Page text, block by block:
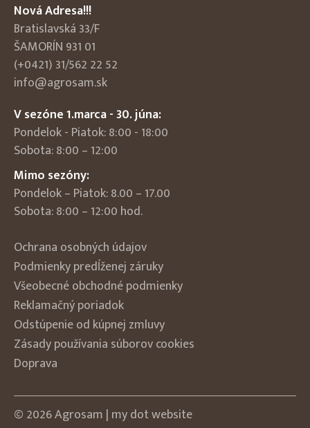
Nová Adresa!!!
Bratislavská 33/F
ŠAMORÍN 931 01
(+0421) 31/562 22 52
info@agrosam.sk
V sezóne 1.marca - 30. júna:
Pondelok - Piatok: 8:00 - 18:00
Sobota: 8:00 – 12:00
Mimo sezóny:
Pondelok – Piatok: 8.00 – 17.00
Sobota: 8:00 – 12:00 hod.
Ochrana osobných údajov
Podmienky predĺženej záruky
Všeobecné obchodné podmienky
Reklamačný poriadok
Odstúpenie od kúpnej zmluvy
Zásady používania súborov cookies
Doprava
© 2026 Agrosam | my dotwebsite